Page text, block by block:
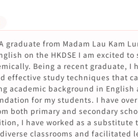
graduate from Madam Lau Kam
on the HKDSE I am excited to
Being a recent graduate, I
effective study techniques that
academic background in
for my students. I have
both primary and secondary
I have worked as a substitute
classrooms and facilitated